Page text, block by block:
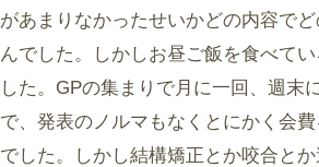
があまりなかったせいかどの内容で
んでした。しかしお昼ご飯を食べて
した。GPの集まりで月に一回、週末
で、発表のノルマもなくとにかく会
でした。しかし結構矯正とか咬合と